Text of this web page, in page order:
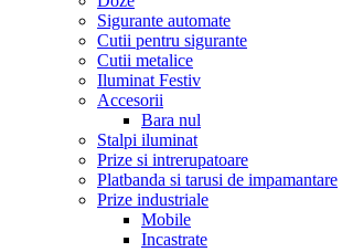
Sigurante automate
Cutii pentru sigurante
Cutii metalice
Iluminat Festiv
Accesorii
Bara nul
Stalpi iluminat
Prize si intrerupatoare
Platbanda si tarusi de impamantare
Prize industriale
Mobile
Incastrate